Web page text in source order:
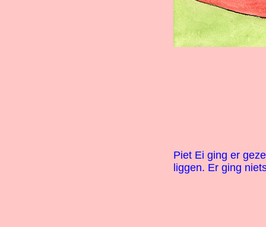
Piet Ei ging er
liggen. Er ging